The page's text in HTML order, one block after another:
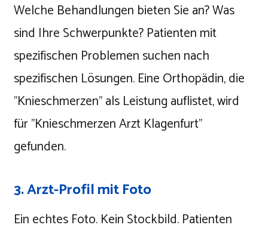
Welche Behandlungen bieten Sie an? Was
sind Ihre Schwerpunkte? Patienten mit
spezifischen Problemen suchen nach
spezifischen Lösungen. Eine Orthopädin, die
"Knieschmerzen" als Leistung auflistet, wird
für "Knieschmerzen Arzt Klagenfurt"
gefunden.
3. Arzt-Profil mit Foto
Ein echtes Foto. Kein Stockbild. Patienten